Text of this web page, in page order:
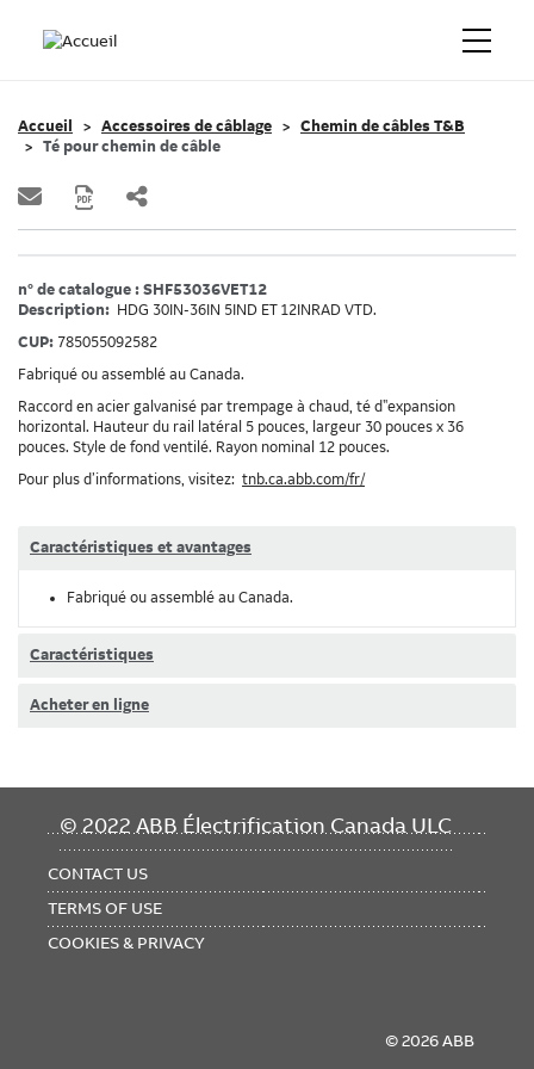
Accueil Accessoires de câblage
Chemin de câbles T&B
Té pour chemin de câble
n° de catalogue : SHF53036VET12
Description: HDG 30IN-36IN 5IND ET 12INRAD VTD.
CUP: 785055092582
Fabriqué ou assemblé au Canada.
Raccord en acier galvanisé par trempage à chaud, té d"expansion
horizontal. Hauteur du rail latéral 5 pouces, largeur 30 pouces x 36
pouces. Style de fond ventilé. Rayon nominal 12 pouces.
Pour plus d’informations, visitez: tnb.ca.abb.com/fr/
Caractéristiques et avantages
Fabriqué ou assemblé au Canada.
Caractéristiques
Acheter en ligne
© 2022 ABB Électrification Canada ULC
FOOTER
CONTACT US
TERMS OF USE
COOKIES & PRIVACY
© 2026 ABB